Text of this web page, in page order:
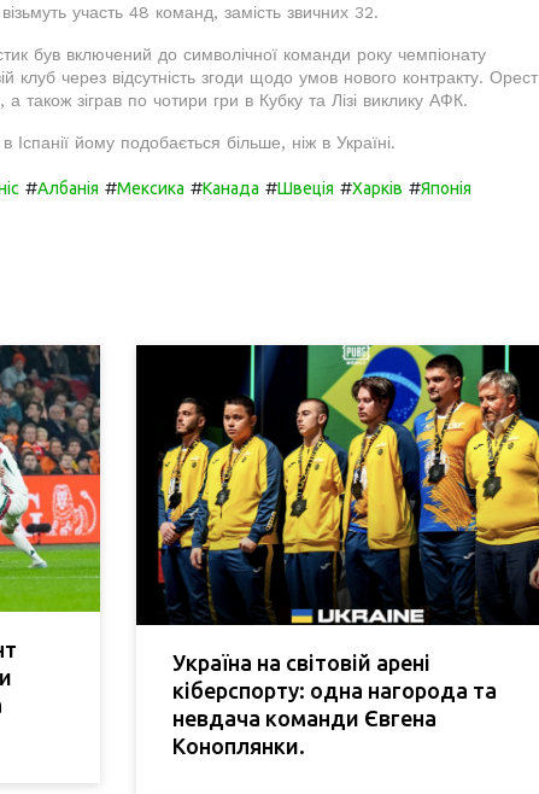
участь 48 команд, замість звичних 32.
був включений до символічної команди року чемпіонату
клуб через відсутність згоди щодо умов нового контракту. Орест
також зіграв по чотири гри в Кубку та Лізі виклику АФК.
йому подобається більше, ніж в Україні.
#Албанія #Мексика #Канада #Швеція #Харків #Японія
Україна на світовій арені
кіберспорту: одна нагорода та
невдача команди Євгена
Коноплянки.